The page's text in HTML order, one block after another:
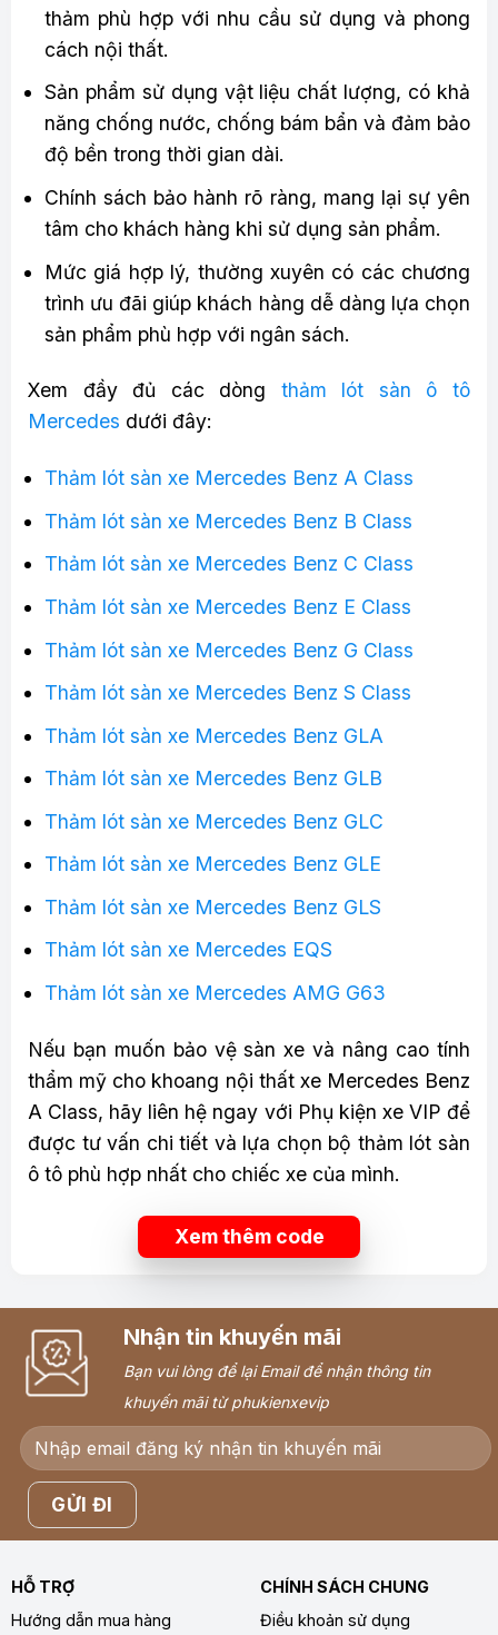
thảm phù hợp với nhu cầu sử dụng và phong
cách nội thất.
Sản phẩm sử dụng vật liệu chất lượng, có khả
năng chống nước, chống bám bẩn và đảm bảo
độ bền trong thời gian dài.
Chính sách bảo hành rõ ràng, mang lại sự yên
tâm cho khách hàng khi sử dụng sản phẩm.
Mức giá hợp lý, thường xuyên có các chương
trình ưu đãi giúp khách hàng dễ dàng lựa chọn
sản phẩm phù hợp với ngân sách.
Xem đầy đủ các dòng thảm lót sàn ô tô
Mercedes dưới đây:
Thảm lót sàn xe Mercedes Benz A Class
Thảm lót sàn xe Mercedes Benz B Class
Thảm lót sàn xe Mercedes Benz C Class
Thảm lót sàn xe Mercedes Benz E Class
Thảm lót sàn xe Mercedes Benz G Class
Thảm lót sàn xe Mercedes Benz S Class
Thảm lót sàn xe Mercedes Benz GLA
Thảm lót sàn xe Mercedes Benz GLB
Thảm lót sàn xe Mercedes Benz GLC
Thảm lót sàn xe Mercedes Benz GLE
Thảm lót sàn xe Mercedes Benz GLS
Thảm lót sàn xe Mercedes EQS
Thảm lót sàn xe Mercedes AMG G63
Nếu bạn muốn bảo vệ sàn xe và nâng cao tính
thẩm mỹ cho khoang nội thất xe Mercedes Benz
A Class, hãy liên hệ ngay với Phụ kiện xe VIP để
được tư vấn chi tiết và lựa chọn bộ thảm lót sàn
ô tô phù hợp nhất cho chiếc xe của mình.
Xem thêm code
Nhận tin khuyến mãi
Bạn vui lòng để lại Email để nhận thông tin
khuyến mãi từ phukienxevip
HỖ TRỢ
Hướng dẫn mua hàng
CHÍNH SÁCH CHUNG
Điều khoản sử dụng